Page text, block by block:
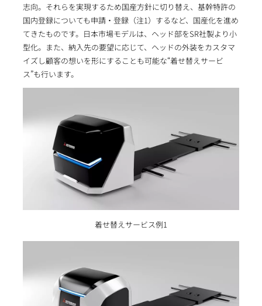
志向。それらを実現するため国産方針に切り替え、基幹特許の
国内登録についても申請・登録（注1）するなど、国産化を進め
てきたものです。日本市場モデルは、ヘッド部をSR社製より小
型化。また、納入先の要望に応じて、ヘッドの外装をカスタマ
イズし顧客の想いを形にすることも可能な“着せ替えサービ
ス”も行います。
着せ替えサービス例1